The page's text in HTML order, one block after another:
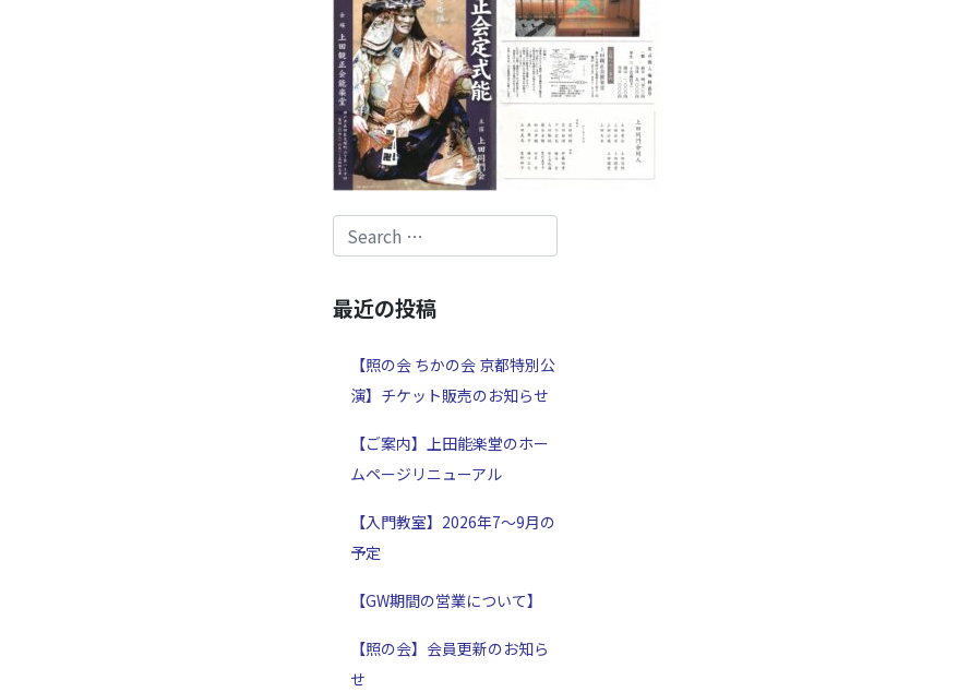
最近の投稿
【照の会 ちかの会 京都特別公
演】チケット販売のお知らせ
【ご案内】上田能楽堂のホー
ムページリニューアル
【入門教室】2026年7～9月の
予定
【GW期間の営業について】
【照の会】会員更新のお知ら
せ